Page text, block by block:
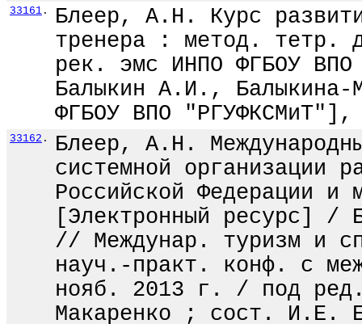
33161 .
Блеер, А.Н. Курс
тренера : метод. тетр.
рек. эмс ИНПО ФГБОУ
Балыкин А.И.,
ФГБОУ ВПО
33162 .
Блеер, А.Н.
системной организации
Российской Федерации и
[Электронный ресурс]
// Междунар. туризм и
науч.-практ. конф. с
нояб. 2013 г. / под
Макаренко ; сост. И.Е.